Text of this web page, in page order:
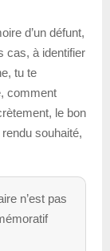
d’un défunt,
cas, à identifier
tu te
comment
le bon
souhaité,
n’est pas